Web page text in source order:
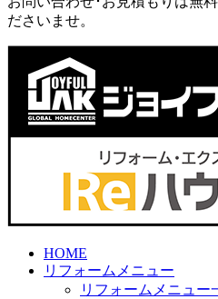
ださいませ。
HOME
リフォームメニュー
リフォームメニュー